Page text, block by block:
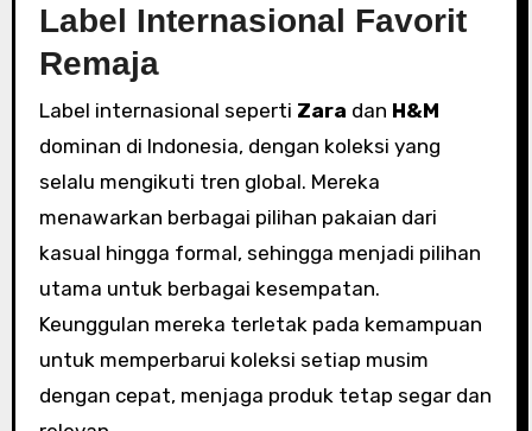
Label Internasional Favorit
Remaja
Label internasional seperti Zara dan H&M
dominan di Indonesia, dengan koleksi yang
selalu mengikuti tren global. Mereka
menawarkan berbagai pilihan pakaian dari
kasual hingga formal, sehingga menjadi pilihan
utama untuk berbagai kesempatan.
Keunggulan mereka terletak pada kemampuan
untuk memperbarui koleksi setiap musim
dengan cepat, menjaga produk tetap segar dan